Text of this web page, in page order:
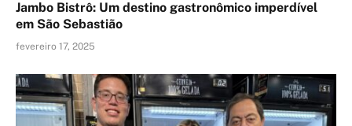
Jambo Bistrô: Um destino gastronômico imperdível
em São Sebastião
fevereiro 17, 2025